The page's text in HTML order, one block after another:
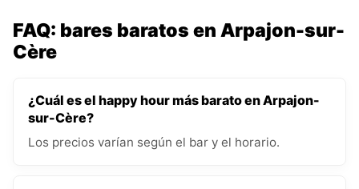
FAQ: bares baratos en Arpajon-sur-
Cère
¿Cuál es el happy hour más barato en Arpajon-
sur-Cère?
Los precios varían según el bar y el horario.